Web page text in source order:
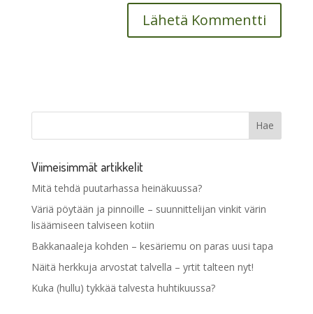
Viimeisimmät artikkelit
Mitä tehdä puutarhassa heinäkuussa?
Väriä pöytään ja pinnoille – suunnittelijan vinkit värin
lisäämiseen talviseen kotiin
Bakkanaaleja kohden – kesäriemu on paras uusi tapa
Näitä herkkuja arvostat talvella – yrtit talteen nyt!
Kuka (hullu) tykkää talvesta huhtikuussa?